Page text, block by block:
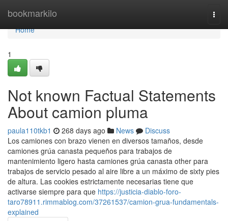
bookmarkilo
Home
Home
1
Not known Factual Statements
About camion pluma
paula110tkb1 268 days ago News
Discuss
Los camiones con brazo vienen en diversos tamaños, desde
camiones grúa canasta pequeños para trabajos de
mantenimiento ligero hasta camiones grúa canasta other para
trabajos de servicio pesado al aire libre a un máximo de sixty pies
de altura. Las cookies estrictamente necesarias tiene que
activarse siempre para que https://justicia-diablo-foro-
taro78911.rimmablog.com/37261537/camion-grua-fundamentals-
explained